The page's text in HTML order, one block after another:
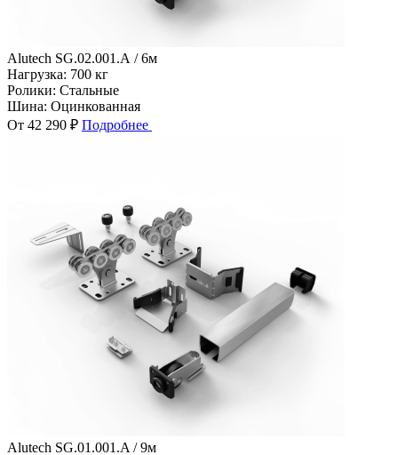
Alutech SG.02.001.А / 6м
Нагрузка: 700 кг
Ролики: Стальные
Шина: Оцинкованная
От 42 290 ₽ Подробнее
Alutech SG.01.001.A / 9м